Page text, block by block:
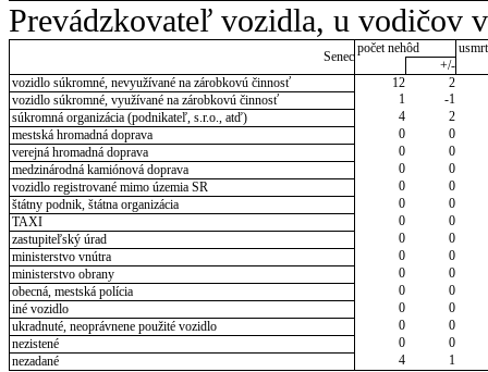
Prevádzkovateľ vozidla, u vodičov
Senec
počet nehôd
+/-
vozidlo súkromné, nevyužívané na zárobkovú činnosť
12
2
vozidlo súkromné, využívané na zárobkovú činnosť
1
-1
súkromná organizácia (podnikateľ, s.r.o., atď)
4
2
mestská hromadná doprava
0
0
verejná hromadná doprava
0
0
medzinárodná kamiónová doprava
0
0
vozidlo registrované mimo územia SR
0
0
štátny podnik, štátna organizácia
0
0
TAXI
0
0
zastupiteľský úrad
0
0
ministerstvo vnútra
0
0
ministerstvo obrany
0
0
obecná, mestská polícia
0
0
iné vozidlo
0
0
ukradnuté, neoprávnene použité vozidlo
0
0
nezistené
0
0
nezadané
4 1